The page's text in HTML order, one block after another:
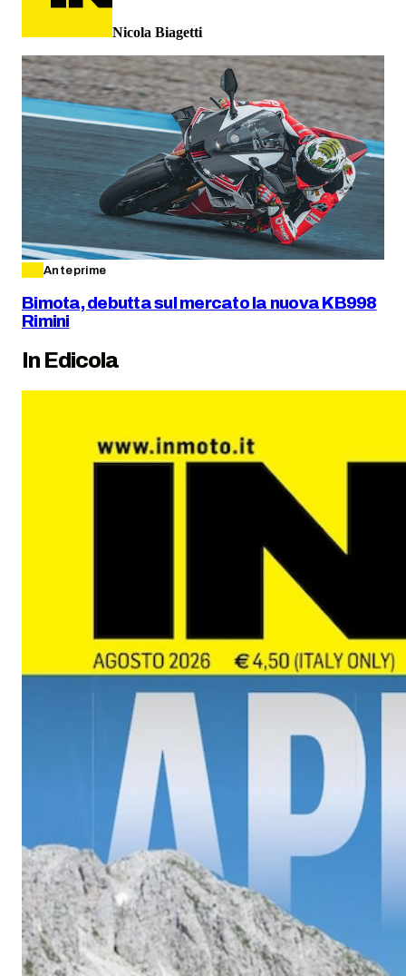
Nicola Biagetti
Anteprime
Bimota, debutta sul mercato la nuova KB998
Rimini
In Edicola